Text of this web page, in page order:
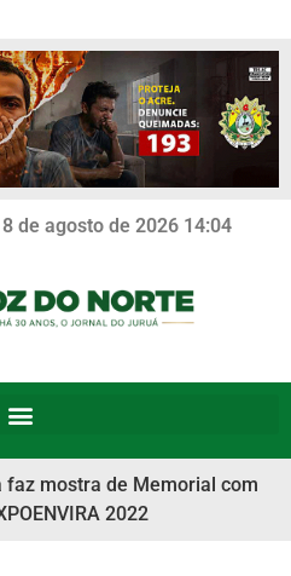
de agosto de 2026 14:04
faz mostra de Memorial com
2022